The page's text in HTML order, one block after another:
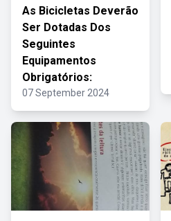
As Bicicletas Deverão
Ser Dotadas Dos
Seguintes
Equipamentos
Obrigatórios:
07 September 2024